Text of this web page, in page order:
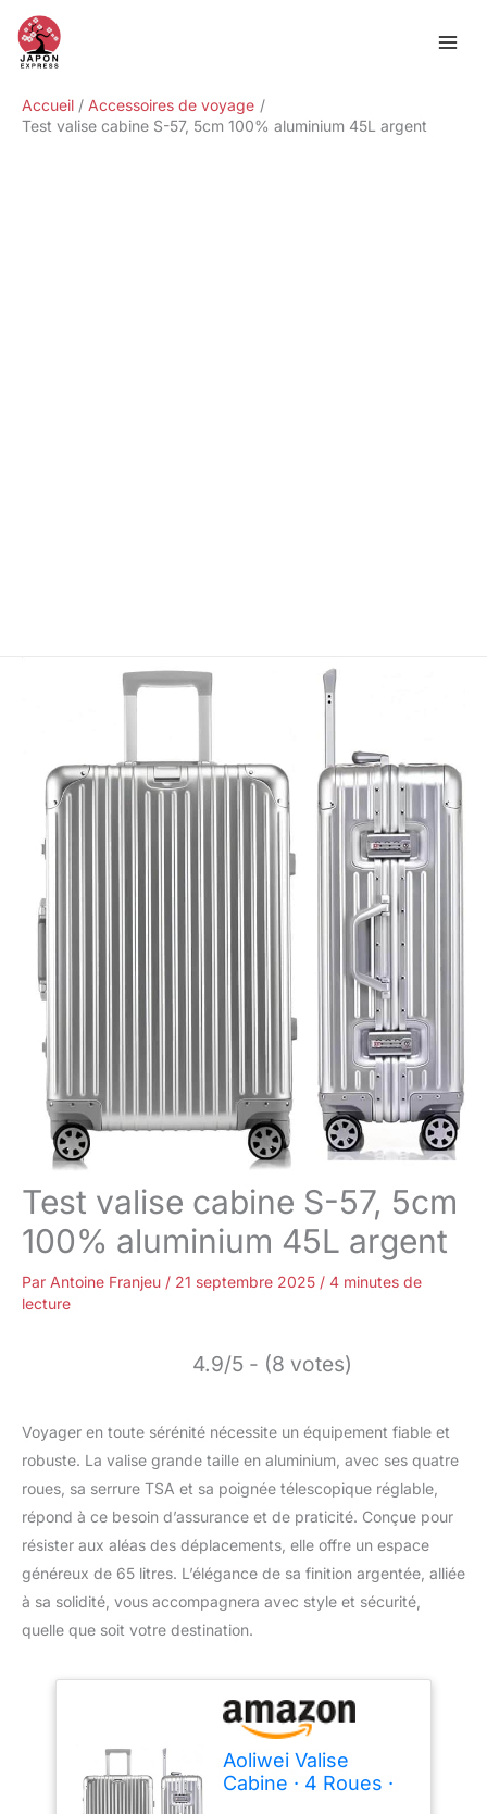
contenu
Accueil
Accessoires de voyage
Test valise cabine S-57, 5cm 100% aluminium 45L argent
Test valise cabine S-57, 5cm
100% aluminium 45L argent
Par Antoine Franjeu / 21 septembre 2025 / 4 minutes de
lecture
4.9/5 - (8 votes)
Voyager en toute sérénité nécessite un équipement fiable et
robuste. La valise grande taille en aluminium, avec ses quatre
roues, sa serrure TSA et sa poignée télescopique réglable,
répond à ce besoin d’assurance et de praticité. Conçue pour
résister aux aléas des déplacements, elle offre un espace
généreux de 65 litres. L’élégance de sa finition argentée, alliée
à sa solidité, vous accompagnera avec style et sécurité,
quelle que soit votre destination.
Aoliwei Valise
Cabine · 4 Roues ·
Rechercher